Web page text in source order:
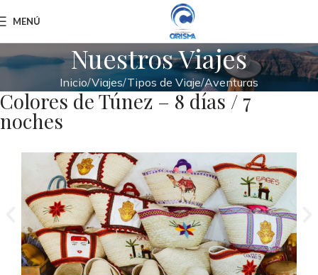
MENÚ
Nuestros Viajes
Inicio Viajes Tipos de Viaje Aventuras
Colores de Túnez – 8 días / 7
noches